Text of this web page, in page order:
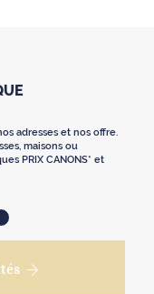
adresses et nos offre.
maisons ou
PRIX CANONS* et